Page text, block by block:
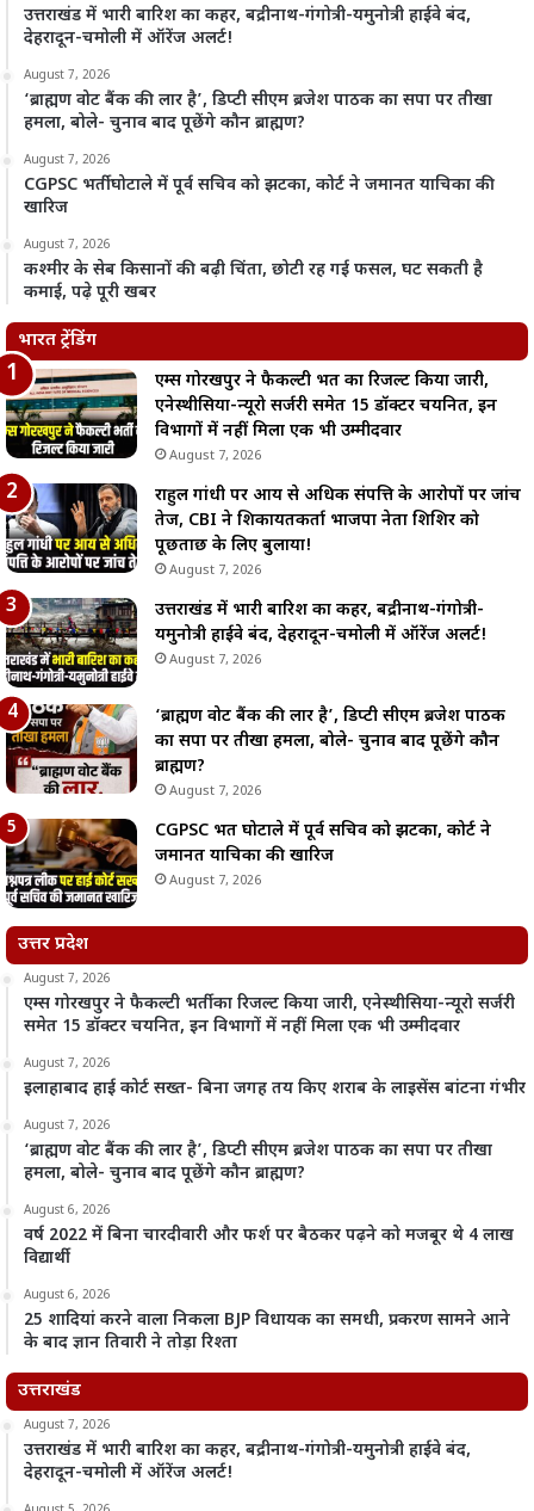
उत्तराखंड में भारी बारिश का कहर, बद्रीनाथ-गंगोत्री-यमुनोत्री हाईवे बंद,
देहरादून-चमोली में ऑरेंज अलर्ट!
August 7, 2026
‘ब्राह्मण वोट बैंक की लार है’, डिप्टी सीएम ब्रजेश पाठक का सपा पर तीखा
हमला, बोले- चुनाव बाद पूछेंगे कौन ब्राह्मण?
August 7, 2026
CGPSC भर्ती घोटाले में पूर्व सचिव को झटका, कोर्ट ने जमानत याचिका की
खारिज
August 7, 2026
कश्मीर के सेब किसानों की बढ़ी चिंता, छोटी रह गई फसल, घट सकती है
कमाई, पढ़े पूरी खबर
भारत ट्रेंडिंग
एम्स गोरखपुर ने फैकल्टी भर्ती का रिजल्ट किया जारी,
एनेस्थीसिया-न्यूरो सर्जरी समेत 15 डॉक्टर चयनित, इन
विभागों में नहीं मिला एक भी उम्मीदवार
August 7, 2026
राहुल गांधी पर आय से अधिक संपत्ति के आरोपों पर जांच
तेज, CBI ने शिकायतकर्ता भाजपा नेता शिशिर को
पूछताछ के लिए बुलाया!
August 7, 2026
उत्तराखंड में भारी बारिश का कहर, बद्रीनाथ-गंगोत्री-
यमुनोत्री हाईवे बंद, देहरादून-चमोली में ऑरेंज अलर्ट!
August 7, 2026
‘ब्राह्मण वोट बैंक की लार है’, डिप्टी सीएम ब्रजेश पाठक
का सपा पर तीखा हमला, बोले- चुनाव बाद पूछेंगे कौन
ब्राह्मण?
August 7, 2026
CGPSC भर्ती घोटाले में पूर्व सचिव को झटका, कोर्ट ने
जमानत याचिका की खारिज
August 7, 2026
उत्तर प्रदेश
August 7, 2026
एम्स गोरखपुर ने फैकल्टी भर्ती का रिजल्ट किया जारी, एनेस्थीसिया-न्यूरो सर्जरी
समेत 15 डॉक्टर चयनित, इन विभागों में नहीं मिला एक भी उम्मीदवार
August 7, 2026
इलाहाबाद हाई कोर्ट सख्त- बिना जगह तय किए शराब के लाइसेंस बांटना गंभीर
August 7, 2026
‘ब्राह्मण वोट बैंक की लार है’, डिप्टी सीएम ब्रजेश पाठक का सपा पर तीखा
हमला, बोले- चुनाव बाद पूछेंगे कौन ब्राह्मण?
August 6, 2026
वर्ष 2022 में बिना चारदीवारी और फर्श पर बैठकर पढ़ने को मजबूर थे 4 लाख
विद्यार्थी
August 6, 2026
25 शादियां करने वाला निकला BJP विधायक का समधी, प्रकरण सामने आने
के बाद ज्ञान तिवारी ने तोड़ा रिश्ता
उत्तराखंड
August 7, 2026
उत्तराखंड में भारी बारिश का कहर, बद्रीनाथ-गंगोत्री-यमुनोत्री हाईवे बंद,
देहरादून-चमोली में ऑरेंज अलर्ट!